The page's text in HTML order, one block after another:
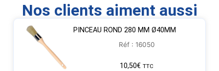
Nos clients aiment aussi
PINCEAU ROND 280 MM Ø40MM
Réf : 16050
10,50€ TTC